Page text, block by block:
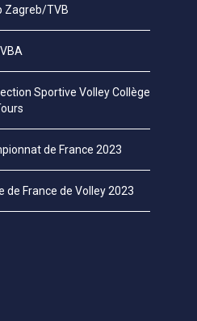
Zagreb/TVB
Sportive Volley Collège
de France 2023
de France de Volley 2023